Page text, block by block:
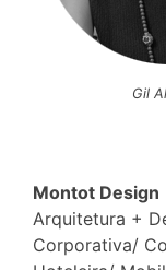
Gil
Montot Design
Arquitetura +
Corporativa/